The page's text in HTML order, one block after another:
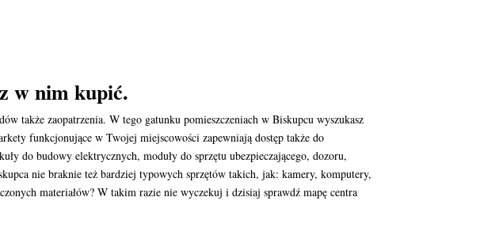
w nim kupić.
także zaopatrzenia. W tego gatunku pomieszczeniach w Biskupcu wyszukasz
funkcjonujące w Twojej miejscowości zapewniają dostęp także do
do budowy elektrycznych, moduły do sprzętu ubezpieczającego, dozoru,
nie braknie też bardziej typowych sprzętów takich, jak: kamery, komputery,
materiałów? W takim razie nie wyczekuj i dzisiaj sprawdź mapę centra